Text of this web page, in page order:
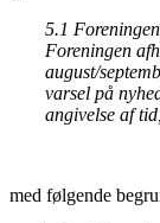
5.1
Foreningen
august/
varsel på
angivelse af
med følgende